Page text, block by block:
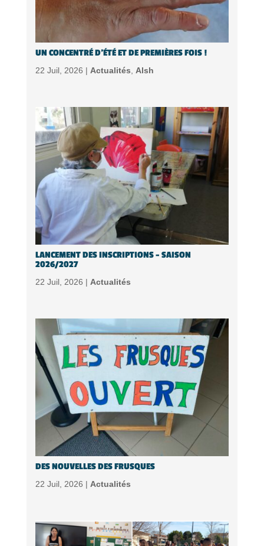
UN CONCENTRÉ D’ÉTÉ ET DE PREMIÈRES FOIS !
22 Juil, 2026 | Actualités Alsh
LANCEMENT DES INSCRIPTIONS – SAISON
2026/2027
22 Juil, 2026 | Actualités
DES NOUVELLES DES FRUSQUES
22 Juil, 2026 | Actualités